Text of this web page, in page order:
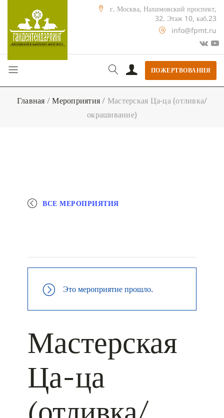
г. Москва, Нахимовский проспект,
32. Этаж 10, каб.23
info@fpmt.ru
ПОЖЕРТВОВАНИЯ
Главная /Мероприятия/ Мастерская Ца-ца (отливка/
окрашивание)
ВСЕ МЕРОПРИЯТИЯ
Это мероприятие прошло.
Мастерская
Ца-ца